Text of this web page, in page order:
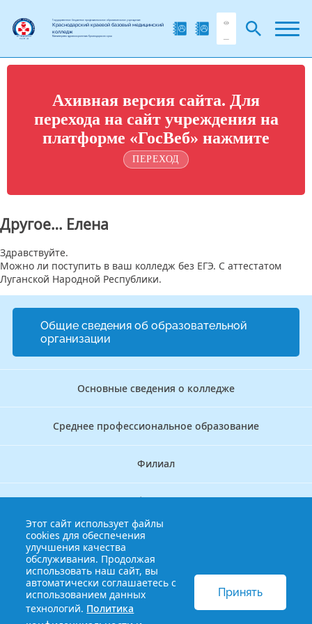
Государственное бюджетное профессиональное образовательное учреждение
Краснодарский краевой базовый медицинский
колледж
Министерства здравоохранения Краснодарского края
Ахивная версия сайта. Для
перехода на сайт учреждения на
платформе «ГосВеб» нажмите
ПЕРЕХОД
Другое… Елена
Здравствуйте.
Можно ли поступить в ваш колледж без ЕГЭ. С аттестатом
Луганской Народной Республики.
Общие сведения об образовательной
организации
Основные сведения о колледже
Среднее профессиональное образование
Филиал
Дополнительное профессиональное образование
Аккредитационно — симуляционный центр
Бережливый колледж
Этот сайт использует файлы
cookies для обеспечения
улучшения качества
обслуживания. Продолжая
использовать наш сайт, вы
автоматически соглашаетесь с
использованием данных
технологий. Политика
Принять